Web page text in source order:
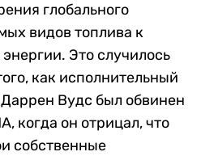
глобального
видов топлива к
Это случилось
как исполнительный
Вудс был обвинен
когда он отрицал, что
собственные